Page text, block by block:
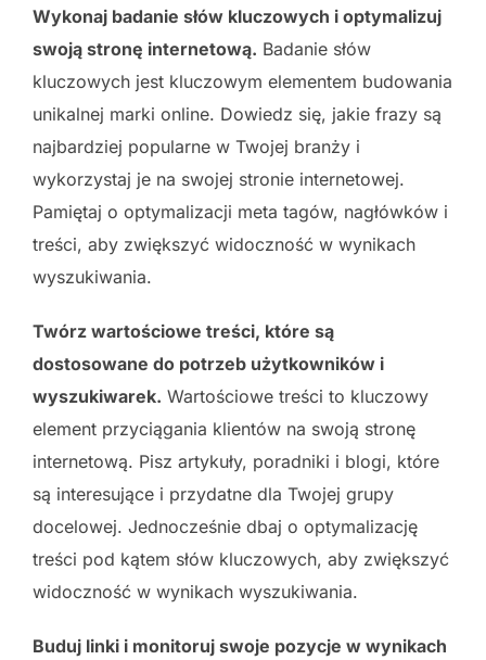
Wykonaj badanie słów kluczowych i optymalizuj
swoją stronę internetową. Badanie słów
kluczowych jest kluczowym elementem budowania
unikalnej marki online. Dowiedz się, jakie frazy są
najbardziej popularne w Twojej branży i
wykorzystaj je na swojej stronie internetowej.
Pamiętaj o optymalizacji meta tagów, nagłówków i
treści, aby zwiększyć widoczność w wynikach
wyszukiwania.
Twórz wartościowe treści, które są
dostosowane do potrzeb użytkowników i
wyszukiwarek. Wartościowe treści to kluczowy
element przyciągania klientów na swoją stronę
internetową. Pisz artykuły, poradniki i blogi, które
są interesujące i przydatne dla Twojej grupy
docelowej. Jednocześnie dbaj o optymalizację
treści pod kątem słów kluczowych, aby zwiększyć
widoczność w wynikach wyszukiwania.
Buduj linki i monitoruj swoje pozycje w wynikach